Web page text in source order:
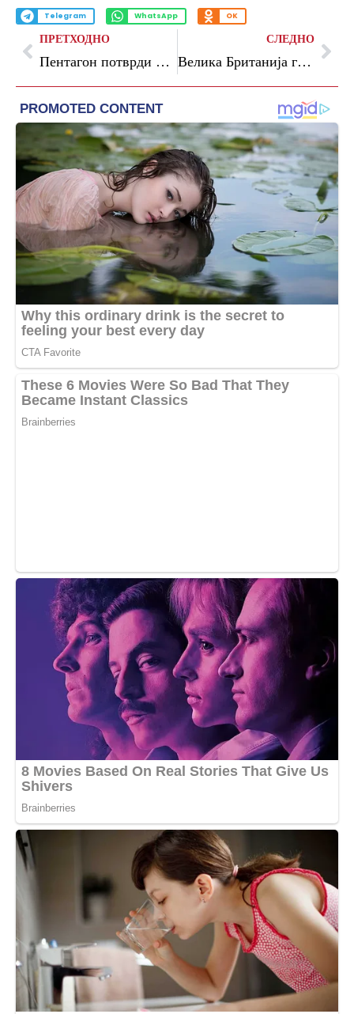
Telegram WhatsApp OK
ПРЕТХОДНО
Пентагон потврди дека Украина ја соборила руската суперсонична ракета „Кинжал“
СЛЕДНО
Велика Британија го крши ветувањето дека ќе ги отстрани сите европски закони до крајот на 2023 година